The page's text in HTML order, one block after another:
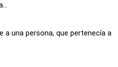
a una persona, que pertenecía a